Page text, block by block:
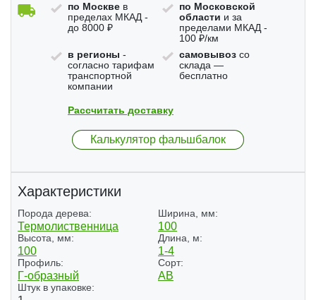
по Москве в
пределах МКАД -
до 8000 ₽
по Московской
области и за
пределами МКАД -
100 ₽/км
в регионы -
согласно тарифам
транспортной
компании
самовывозсо
склада —
бесплатно
Рассчитать доставку
Калькулятор фальшбалок
Характеристики
Порода дерева:
Термолиственница
Ширина, мм:
100
Высота, мм:
100
Длина, м:
1-4
Профиль:
Г-образный
Сорт:
АВ
Штук в упаковке: